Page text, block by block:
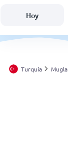
España
Argentina
Hoy
Turquía Mugla